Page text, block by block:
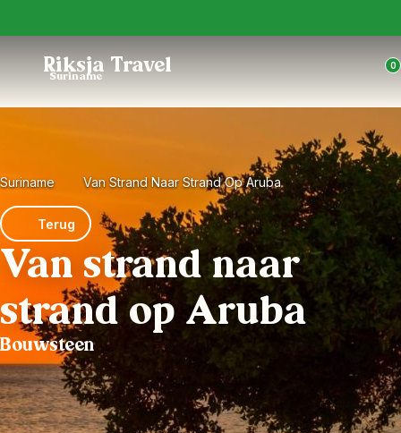
Riksja Travel
Suriname
0
Suriname Van Strand Naar Strand Op Aruba
Terug
Van strand naar
strand op Aruba
Bouwsteen